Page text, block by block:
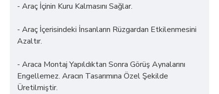
- Araç İçinin Kuru Kalmasını Sağlar.
- Araç İçerisindeki İnsanların Rüzgardan Etkilenmesini
Azaltır.
- Araca Montaj Yapıldıktan Sonra Görüş Aynalarını
Engellemez. Aracın Tasarımına Özel Şekilde
Üretilmiştir.